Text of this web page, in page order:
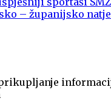
– županijsko